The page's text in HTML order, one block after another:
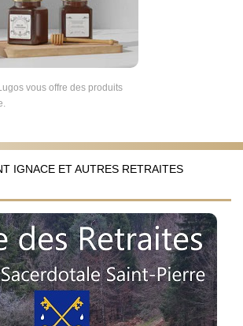
vous offre des produits
IGNACE ET AUTRES RETRAITES